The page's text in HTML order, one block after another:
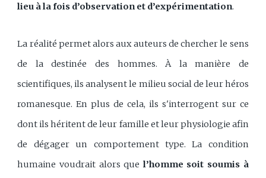
lieu à la fois d’observation et d’expérimentation.
La réalité permet alors aux auteurs de chercher le sens
de la destinée des hommes. À la manière de
scientifiques, ils analysent le milieu social de leur héros
romanesque. En plus de cela, ils s'interrogent sur ce
dont ils héritent de leur famille et leur physiologie afin
de dégager un comportement type. La condition
humaine voudrait alors que l’homme soit soumis à